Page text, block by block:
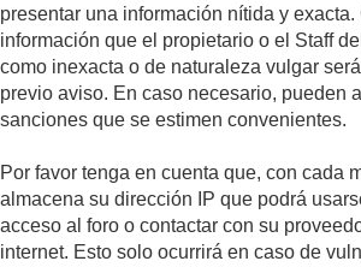
presentar una información nítida y
información que el propietario o el Staff
como inexacta o de naturaleza vulgar
previo aviso. En caso necesario, pueden
sanciones que se estimen convenientes.
Por favor tenga en cuenta que, con cada
almacena su dirección IP que podrá
acceso al foro o contactar con su
internet. Esto solo ocurrirá en caso de